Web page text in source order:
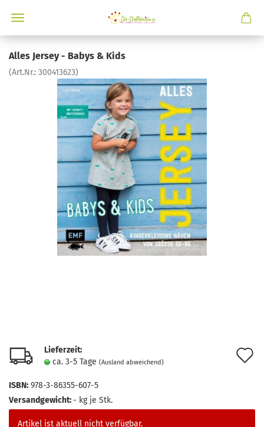
Alles Jersey - Babys & Kids
(Art.Nr.: 300413623)
Lieferzeit:
ca. 3-5 Tage (Ausland abweichend)
ISBN: 978-3-86355-607-5
Versandgewicht:- kg je Stk.
Artikel ist aktuell nicht verfügbar.